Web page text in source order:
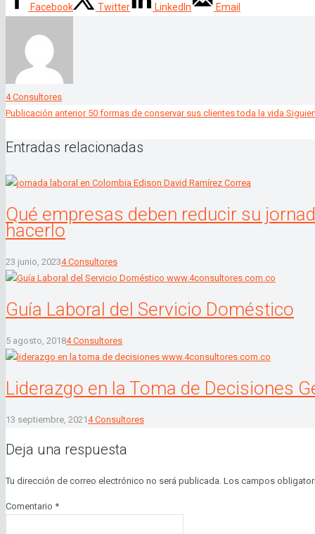
Facebook Twitter LinkedIn Email
4 Consultores
Publicación anterior 50 formas de conservar sus clientes toda la vida
Entradas relacionadas
Qué empresas deben reducir su
hacerlo
23 junio, 20234 Consultores
Guía Laboral del Servicio Doméstico
5 agosto, 20184 Consultores
Liderazgo en la Toma de Decisiones
13 septiembre, 20214 Consultores
Deja una respuesta
Tu dirección de correo electrónico no será publicada. Los campos
Comentario *